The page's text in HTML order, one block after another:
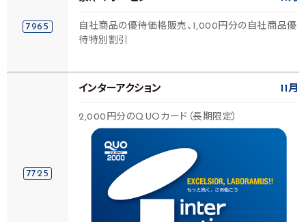
7965
自社商品の優待価格販売、1,000円分の自社商品優
待特別割引
7725
インターアクション 11月
2,000円分のQUOカード（長期限定）